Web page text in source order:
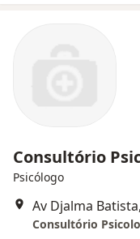
Consultório
Psicólogo
Av Djalma
Consultório